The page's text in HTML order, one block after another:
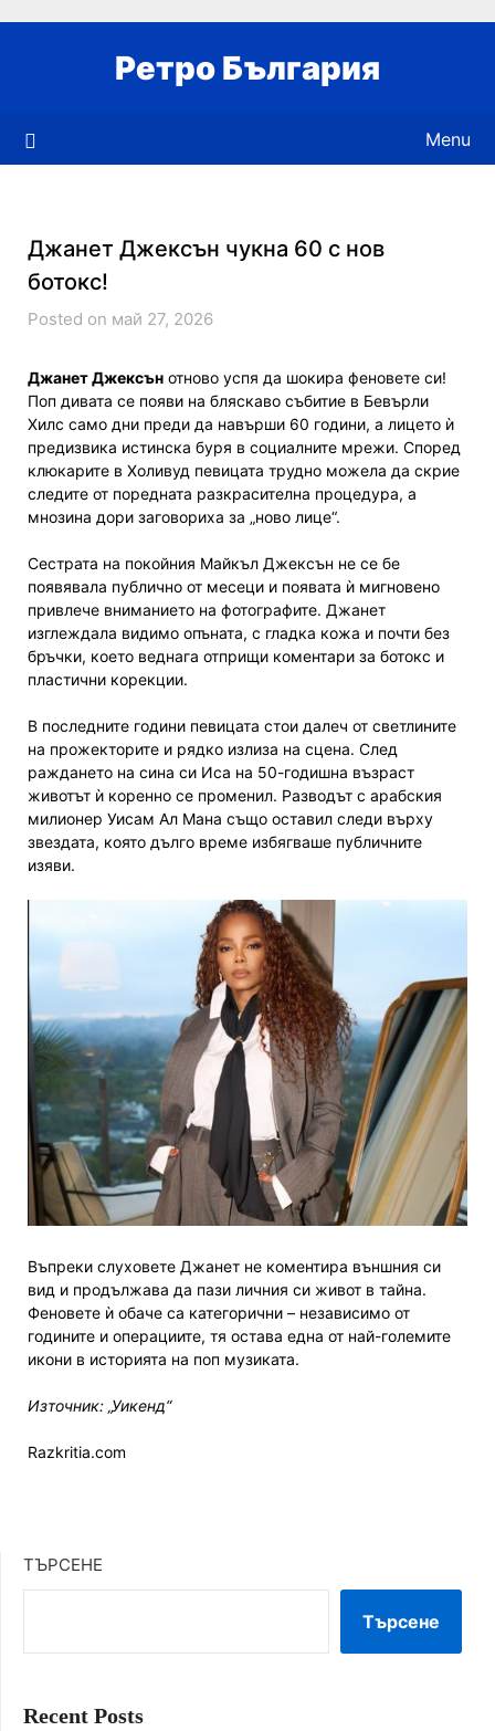
Ретро България
Menu
Джанет Джексън чукна 60 с нов
ботокс!
Posted on май 27, 2026
Джанет Джексън отново успя да шокира феновете си!
Поп дивата се появи на бляскаво събитие в Бевърли
Хилс само дни преди да навърши 60 години, а лицето ѝ
предизвика истинска буря в социалните мрежи. Според
клюкарите в Холивуд певицата трудно можела да скрие
следите от поредната разкрасителна процедура, а
мнозина дори заговориха за „ново лице“.
Сестрата на покойния Майкъл Джексън не се бе
появявала публично от месеци и появата ѝ мигновено
привлече вниманието на фотографите. Джанет
изглеждала видимо опъната, с гладка кожа и почти без
бръчки, което веднага отприщи коментари за ботокс и
пластични корекции.
В последните години певицата стои далеч от светлините
на прожекторите и рядко излиза на сцена. След
раждането на сина си Иса на 50-годишна възраст
животът ѝ коренно се променил. Разводът с арабския
милионер Уисам Ал Мана също оставил следи върху
звездата, която дълго време избягваше публичните
изяви.
Въпреки слуховете Джанет не коментира външния си
вид и продължава да пази личния си живот в тайна.
Феновете ѝ обаче са категорични – независимо от
годините и операциите, тя остава една от най-големите
икони в историята на поп музиката.
Източник: „Уикенд“
Razkritia.com
ТЪРСЕНЕ
Търсене
Recent Posts